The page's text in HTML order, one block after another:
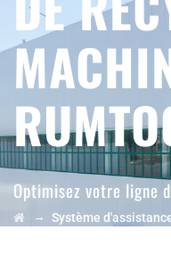
Optimisez votre ligne
→ Système